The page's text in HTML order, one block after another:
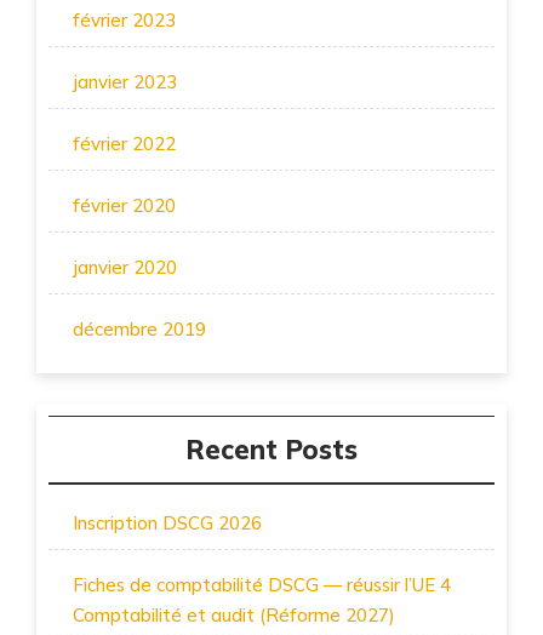
février 2023
janvier 2023
février 2022
février 2020
janvier 2020
décembre 2019
Recent Posts
Inscription DSCG 2026
Fiches de comptabilité DSCG — réussir l’UE 4
Comptabilité et audit (Réforme 2027)